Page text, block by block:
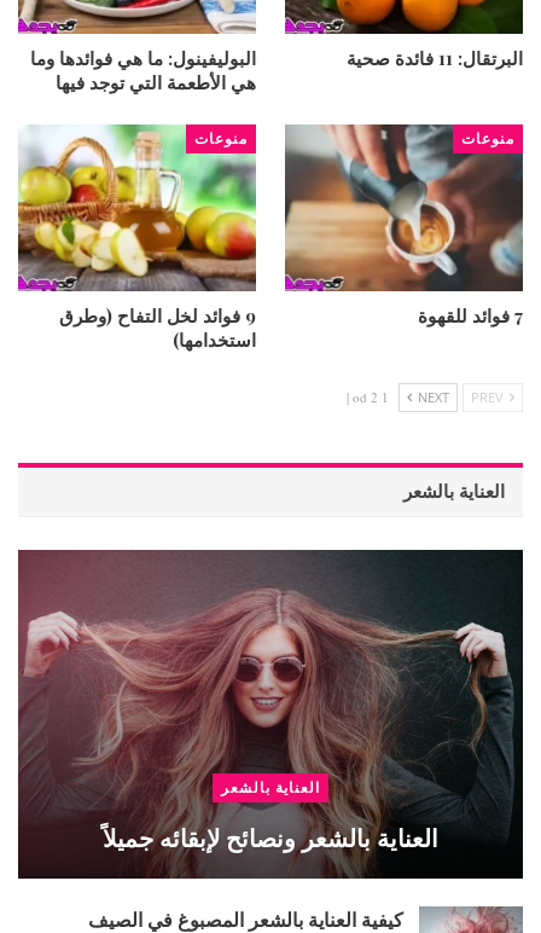
البرتقال: 11 فائدة صحية
البوليفينول: ما هي فوائدها وما
هي الأطعمة التي توجد فيها
منوعات
7 فوائد للقهوة
منوعات
9 فوائد لخل التفاح (وطرق
استخدامها)
NEXT
1 od 2 |
العناية بالشعر
العناية بالشعر
العناية بالشعر ونصائح لإبقائه جميلاً
كيفية العناية بالشعر المصبوغ في الصيف